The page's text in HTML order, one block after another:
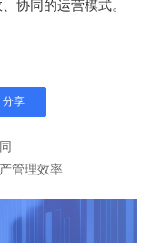
协同的运营模式。
分享
管理效率